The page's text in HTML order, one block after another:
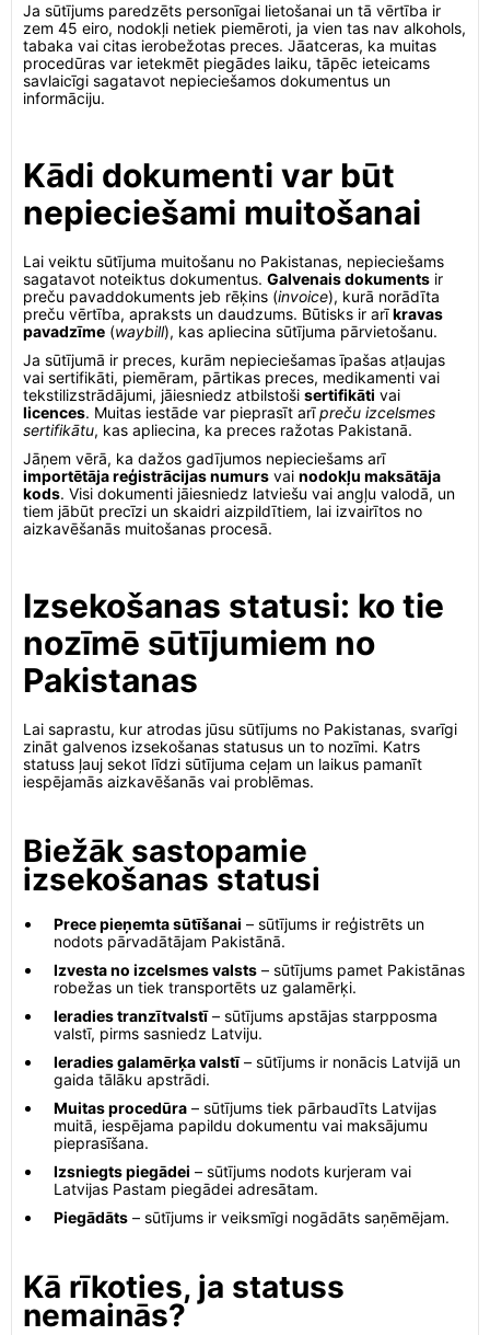
Ja sūtījums paredzēts personīgai lietošanai un tā vērtība ir
zem 45 eiro, nodokļi netiek piemēroti, ja vien tas nav alkohols,
tabaka vai citas ierobežotas preces. Jāatceras, ka muitas
procedūras var ietekmēt piegādes laiku, tāpēc ieteicams
savlaicīgi sagatavot nepieciešamos dokumentus un
informāciju.
Kādi dokumenti var būt
nepieciešami muitošanai
Lai veiktu sūtījuma muitošanu no Pakistanas, nepieciešams
sagatavot noteiktus dokumentus. Galvenais dokuments ir
preču pavaddokuments jeb rēķins (invoice), kurā norādīta
preču vērtība, apraksts un daudzums. Būtisks ir arīkravas
pavadzīme (waybill), kas apliecina sūtījuma pārvietošanu.
Ja sūtījumā ir preces, kurām nepieciešamas īpašas atļaujas
vai sertifikāti, piemēram, pārtikas preces, medikamenti vai
tekstilizstrādājumi, jāiesniedz atbilstoši sertifikāti vai
licences. Muitas iestāde var pieprasīt arīpreču izcelsmes
sertifikātu, kas apliecina, ka preces ražotas Pakistanā.
Jāņem vērā, ka dažos gadījumos nepieciešams arī
importētāja reģistrācijas numurs vai nodokļu maksātāja
kods. Visi dokumenti jāiesniedz latviešu vai angļu valodā, un
tiem jābūt precīzi un skaidri aizpildītiem, lai izvairītos no
aizkavēšanās muitošanas procesā.
Izsekošanas statusi: ko tie
nozīmē sūtījumiem no
Pakistanas
Lai saprastu, kur atrodas jūsu sūtījums no Pakistanas, svarīgi
zināt galvenos izsekošanas statusus un to nozīmi. Katrs
statuss ļauj sekot līdzi sūtījuma ceļam un laikus pamanīt
iespējamās aizkavēšanās vai problēmas.
Biežāk sastopamie
izsekošanas statusi
Prece pieņemta sūtīšanai – sūtījums ir reģistrēts un
nodots pārvadātājam Pakistānā.
Izvesta no izcelsmes valsts – sūtījums pamet Pakistānas
robežas un tiek transportēts uz galamērķi.
Ieradies tranzītvalstī– sūtījums apstājas starpposma
valstī, pirms sasniedz Latviju.
Ieradies galamērķa valstī– sūtījums ir nonācis Latvijā un
gaida tālāku apstrādi.
Muitas procedūra – sūtījums tiek pārbaudīts Latvijas
muitā, iespējama papildu dokumentu vai maksājumu
pieprasīšana.
Izsniegts piegādei – sūtījums nodots kurjeram vai
Latvijas Pastam piegādei adresātam.
Piegādāts – sūtījums ir veiksmīgi nogādāts saņēmējam.
Kā rīkoties, ja statuss
nemainās?